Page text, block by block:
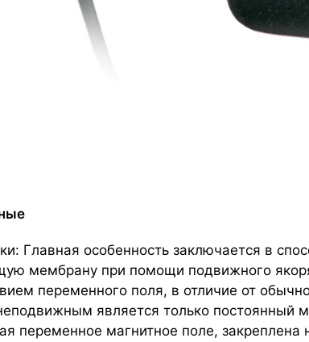
Главная особенность заключается в
мембрану при помощи подвижного
переменного поля, в отличие от
является только постоянный
переменное магнитное поле, закреплена